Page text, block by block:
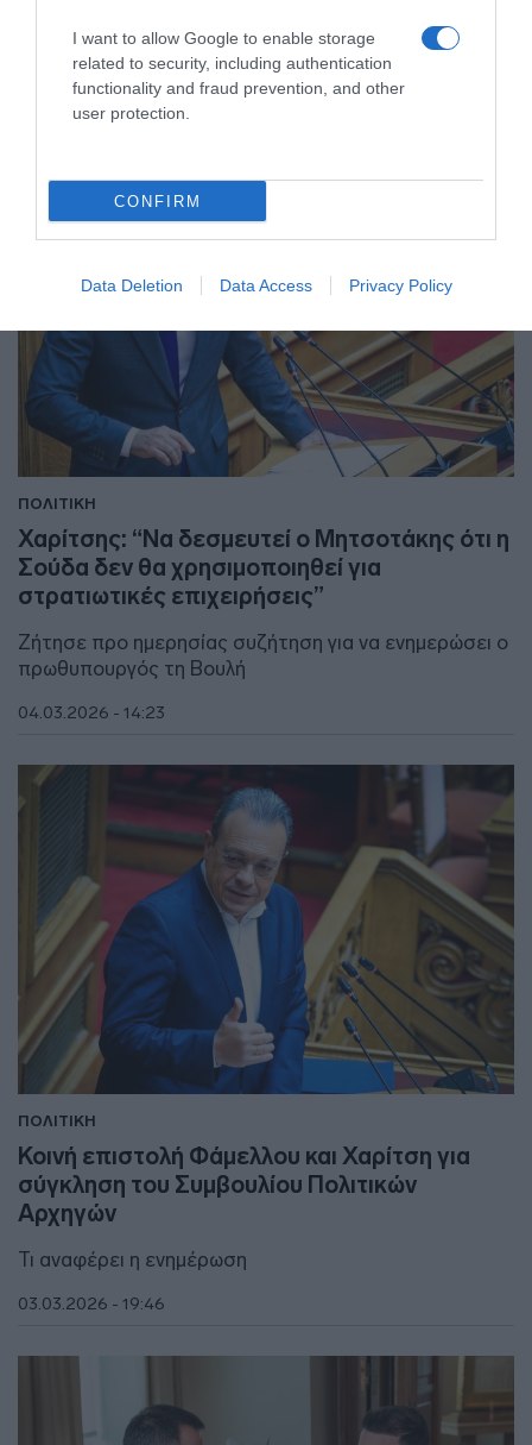
I want to allow Google to enable storage
related to security, including authentication
functionality and fraud prevention, and other
user protection.
CONFIRM
Data Deletion Data Access Privacy Policy
Η κυβέρνηση αντιμετωπίζει την κερδοσκοπία ως
εργαλείο περαιτέρω καρτελοποίησης της οικονομίας
11.03.2026 - 17:01
ΠΟΛΙΤΙΚΗ
Χαρίτσης: “Να δεσμευτεί ο Μητσοτάκης ότι η
Σούδα δεν θα χρησιμοποιηθεί για
στρατιωτικές επιχειρήσεις”
Ζήτησε προ ημερησίας συζήτηση για να ενημερώσει ο
πρωθυπουργός τη Βουλή
04.03.2026 - 14:23
ΠΟΛΙΤΙΚΗ
Κοινή επιστολή Φάμελλου και Χαρίτση για
σύγκληση του Συμβουλίου Πολιτικών
Αρχηγών
Τι αναφέρει η ενημέρωση
03.03.2026 - 19:46